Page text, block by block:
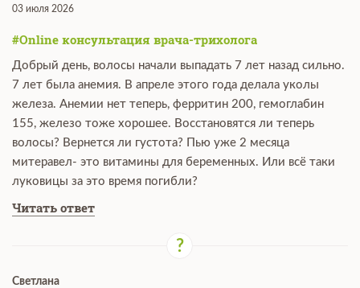
03 июля 2026
#Online консультация врача-трихолога
Добрый день, волосы начали выпадать 7 лет назад сильно.
7 лет была анемия. В апреле этого года делала уколы
железа. Анемии нет теперь, ферритин 200, гемоглабин
155, железо тоже хорошее. Восстановятся ли теперь
волосы? Вернется ли густота? Пью уже 2 месяца
митеравел- это витамины для беременных. Или всё таки
луковицы за это время погибли?
Читать ответ
Светлана